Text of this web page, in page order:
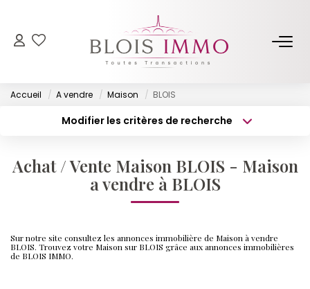
NOS BIENS
Acheter
Louer
Off Market
Accueil A vendre Maison BLOIS
Modifier les critères de recherche
Type de bien
Surface min
Créer une alerte
Achat / Vente Maison BLOIS - Maison
a vendre à BLOIS
Sur notre site consultez les annonces immobilière de Maison à vendre
BLOIS. Trouvez votre Maison sur BLOIS grâce aux annonces immobilières
de BLOIS IMMO.